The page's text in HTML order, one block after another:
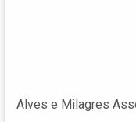
Alves e Milagres